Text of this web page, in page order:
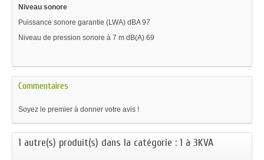
Niveau sonore
Puissance sonore garantie (LWA) dBA 97
Niveau de pression sonore à 7 m dB(A) 69
Commentaires
Soyez le premier à donner votre avis !
1 autre(s) produit(s) dans la catégorie : 1 à 3KVA